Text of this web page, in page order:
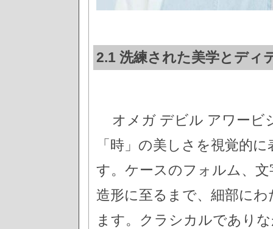
2.1 洗練された美学とディ
オメガ デビル アワービ
「時」の美しさを視覚的
す。ケースのフォルム、
造形に至るまで、細部に
ます。クラシカルであり